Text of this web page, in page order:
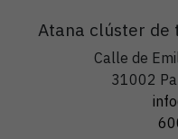
Atana clúster de
Calle de
31002